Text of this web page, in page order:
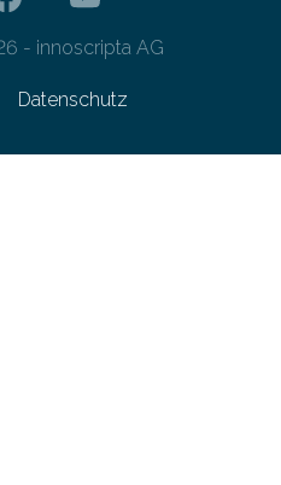
- innoscripta AG
Datenschutz